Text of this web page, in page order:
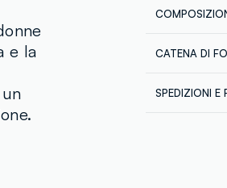
e la
CATENA DI
NINGBO
SPEDIZIONI E